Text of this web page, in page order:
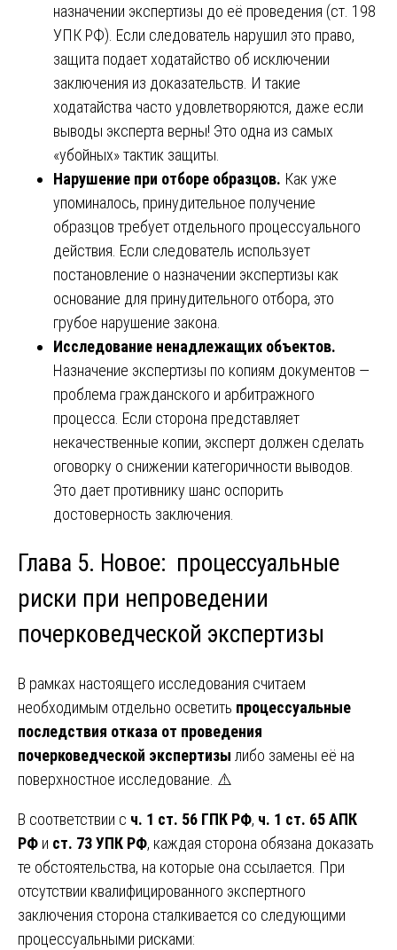
назначении экспертизы до её проведения (ст. 198
УПК РФ). Если следователь нарушил это право,
защита подает ходатайство об исключении
заключения из доказательств. И такие
ходатайства часто удовлетворяются, даже если
выводы эксперта верны! Это одна из самых
«убойных» тактик защиты.
Нарушение при отборе образцов. Как уже
упоминалось, принудительное получение
образцов требует отдельного процессуального
действия. Если следователь использует
постановление о назначении экспертизы как
основание для принудительного отбора, это
грубое нарушение закона.
Исследование ненадлежащих объектов.
Назначение экспертизы по копиям документов —
проблема гражданского и арбитражного
процесса. Если сторона представляет
некачественные копии, эксперт должен сделать
оговорку о снижении категоричности выводов.
Это дает противнику шанс оспорить
достоверность заключения.
Глава 5. Новое: процессуальные
риски при непроведении
почерковедческой экспертизы
В рамках настоящего исследования считаем
необходимым отдельно осветить процессуальные
последствия отказа от проведения
почерковедческой экспертизы либо замены её на
поверхностное исследование. ⚠️
В соответствии с ч. 1 ст. 56 ГПК РФ, ч. 1 ст. 65 АПК
РФ и ст. 73 УПК РФ, каждая сторона обязана доказать
те обстоятельства, на которые она ссылается. При
отсутствии квалифицированного экспертного
заключения сторона сталкивается со следующими
процессуальными рисками: